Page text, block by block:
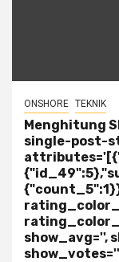
ONSHORE TEKNIK
Menghitung
single-post-
show_avg='',